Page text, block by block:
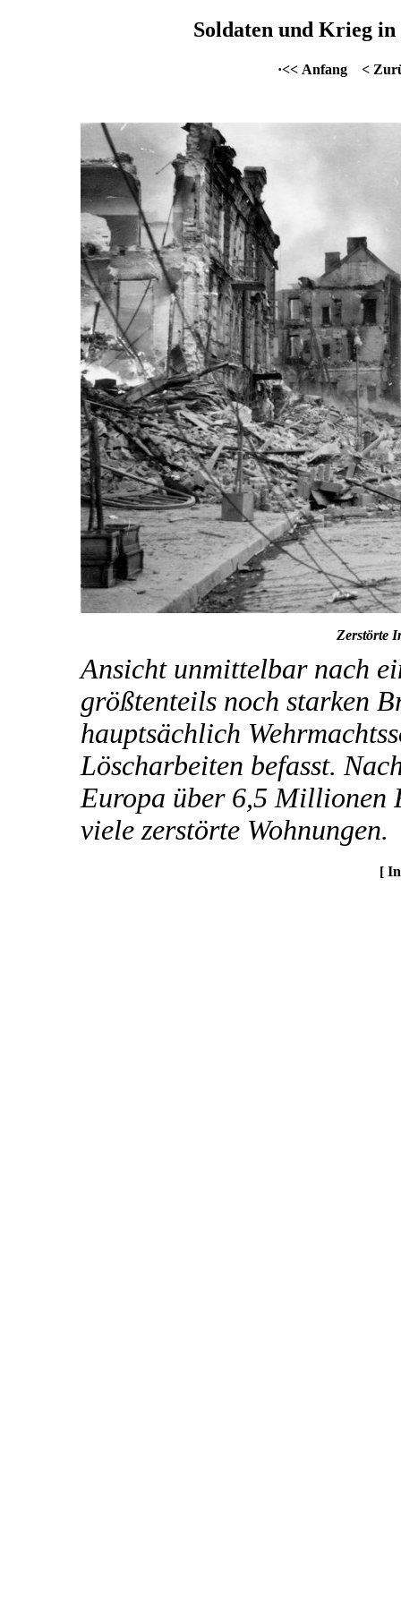
Soldaten und Krieg in
·<< Anfang <
Zerstörte
Ansicht unmittelbar nach
größtenteils noch starken
hauptsächlich
Löscharbeiten befasst.
Europa über 6,5 Millionen
viele zerstörte Wohnungen.
[